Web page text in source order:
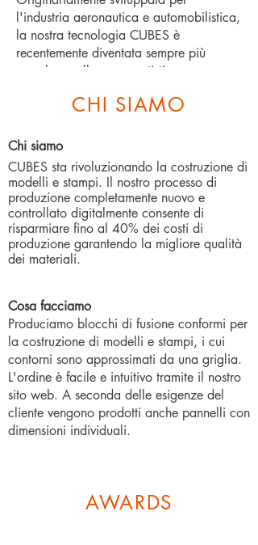
l'industria aeronautica e automobilistica,
la nostra tecnologia CUBES è
recentemente diventata sempre più
popolare nella scena artistica.
CUBI STANNO CAMBIANDO
L'INDUSTRIA DEL MOBILE
Mettete fine al laborioso e dispendioso
processo di incollaggio dei pannelli: con
i suoi blocchi grezzi in PU che si
adattano ai contorni, CUBES stabilisce
nuovi standard per la produzione
economica di mobili di design
CHI SIAMO
Chi siamo
CUBES sta rivoluzionando la costruzione di
modelli e stampi. Il nostro processo di
produzione completamente nuovo e
controllato digitalmente consente di
risparmiare fino al 40% dei costi di
produzione garantendo la migliore qualità
dei materiali.
Cosa facciamo
Produciamo blocchi di fusione conformi per
la costruzione di modelli e stampi, i cui
contorni sono approssimati da una griglia.
L'ordine è facile e intuitivo tramite il nostro
sito web. A seconda delle esigenze del
cliente vengono prodotti anche pannelli con
dimensioni individuali.
AWARDS